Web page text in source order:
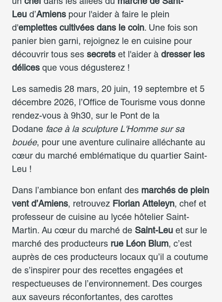
Leu d’Amiens pour l'aider à faire le plein
d'emplettes cultivées dans le coin. Une fois son
panier bien garni, rejoignez le en cuisine pour
découvrir tous ses secrets et l'aider à dresser les
délices que vous dégusterez !
Les samedis 28 mars, 20 juin, 19 septembre et 5
décembre 2026, l’Office de Tourisme vous donne
rendez-vous à 9h30, sur le Pont de la
Dodane face à la sculpture L'Homme sur sa
bouée, pour une aventure culinaire alléchante au
cœur du marché emblématique du quartier Saint-
Leu !
Dans l’ambiance bon enfant des marchés de plein
vent d’Amiens, retrouvez Florian Atteleyn, chef et
professeur de cuisine au lycée hôtelier Saint-
Martin. Au cœur du marché de Saint-Leu et sur le
marché des producteurs rue Léon Blum, c’est
auprès de ces producteurs locaux qu’il a coutume
de s’inspirer pour des recettes engagées et
respectueuses de l’environnement. Des courges
aux saveurs réconfortantes, des carottes